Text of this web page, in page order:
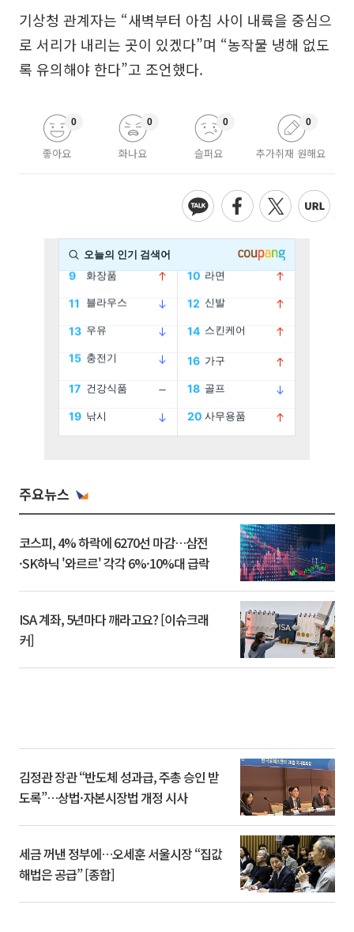
기상청 관계자는 “새벽부터 아침 사이 내륙을 중심으
로 서리가 내리는 곳이 있겠다”며 “농작물 냉해 없도
록 유의해야 한다”고 조언했다.
좋아요
0
화나요
0
슬퍼요
0
추가취재 원해요
0
주요뉴스
코스피, 4% 하락에 6270선 마감…삼전
·SK하닉 '와르르' 각각 6%·10%대 급락
ISA 계좌, 5년마다 깨라고요? [이슈크래
커]
김정관 장관 “반도체 성과급, 주총 승인 받
도록”…상법·자본시장법 개정 시사
세금 꺼낸 정부에…오세훈 서울시장 “집값
해법은 공급” [종합]